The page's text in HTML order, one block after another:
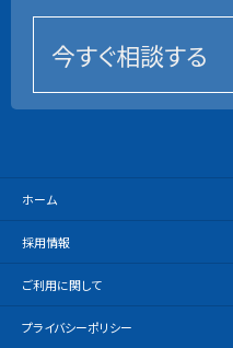
今すぐ相談する
ホーム
採用情報
ご利用に関して
プライバシーポリシー